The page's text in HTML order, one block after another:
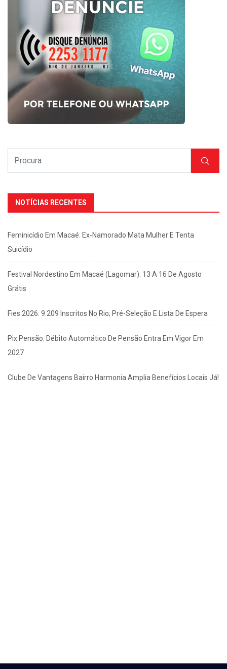
NOTÍCIAS RECENTES
Feminicídio Em Macaé: Ex-Namorado Mata Mulher E Tenta
Suicídio
Festival Nordestino Em Macaé (Lagomar): 13 A 16 De Agosto
Grátis
Fies 2026: 9.209 Inscritos No Rio; Pré-Seleção E Lista De Espera
Pix Pensão: Débito Automático De Pensão Entra Em Vigor Em
2027
Clube De Vantagens Bairro Harmonia Amplia Benefícios Locais Já!